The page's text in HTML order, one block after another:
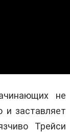
не
и заставляет
Трейси